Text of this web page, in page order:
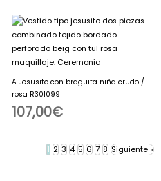
A Jesusito con braguita niña crudo /
rosa R301099
107,00€
1 2 3 4 5 6 7 8 Siguiente »